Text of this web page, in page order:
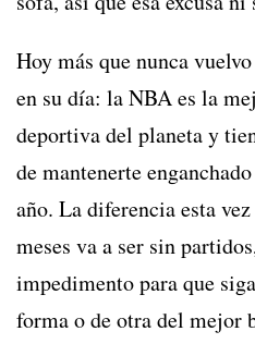
Hoy más que nunca
en su día: la NBA es la
deportiva del planeta y
de mantenerte
año. La diferencia esta
meses va a ser sin
impedimento para que
forma o de otra del mejor